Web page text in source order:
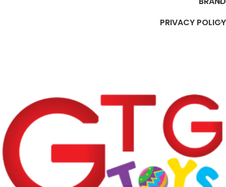
PRIVACY POLICY